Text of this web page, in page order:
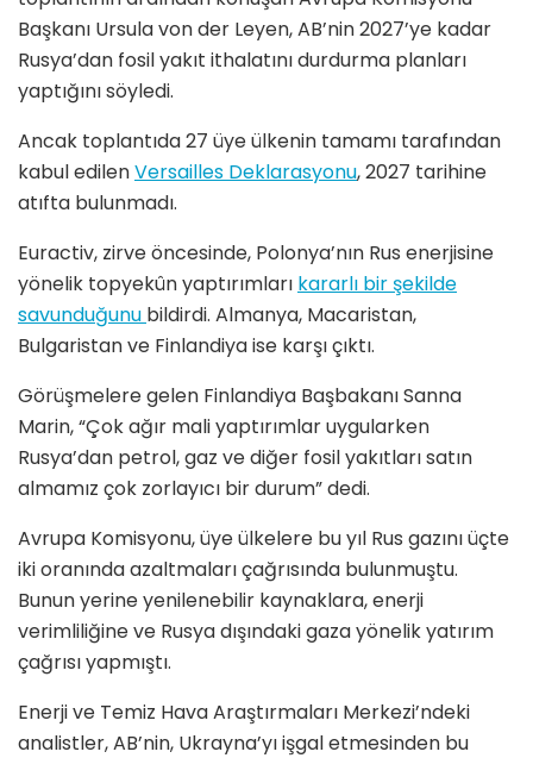
Başkanı Ursula von der Leyen, AB’nin 2027’ye kadar
Rusya’dan fosil yakıt ithalatını durdurma planları
yaptığını söyledi.
Ancak toplantıda 27 üye ülkenin tamamı tarafından
kabul edilenVersailles Deklarasyonu, 2027 tarihine
atıfta bulunmadı.
Euractiv, zirve öncesinde, Polonya’nın Rus enerjisine
yönelik topyekûn yaptırımları kararlı bir şekilde
savunduğunu bildirdi. Almanya, Macaristan,
Bulgaristan ve Finlandiya ise karşı çıktı.
Görüşmelere gelen Finlandiya Başbakanı Sanna
Marin, “Çok ağır mali yaptırımlar uygularken
Rusya’dan petrol, gaz ve diğer fosil yakıtları satın
almamız çok zorlayıcı bir durum” dedi.
Avrupa Komisyonu, üye ülkelere bu yıl Rus gazını üçte
iki oranında azaltmaları çağrısında bulunmuştu.
Bunun yerine yenilenebilir kaynaklara, enerji
verimliliğine ve Rusya dışındaki gaza yönelik yatırım
çağrısı yapmıştı.
Enerji ve Temiz Hava Araştırmaları Merkezi’ndeki
analistler, AB’nin, Ukrayna’yı işgal etmesinden bu